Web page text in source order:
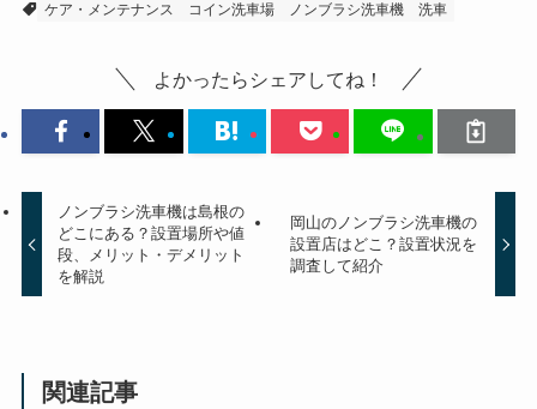
ケア・メンテナンス
コイン洗車場 ノンブラシ洗車機 洗車
よかったらシェアしてね！
ノンブラシ洗車機は島根の
どこにある？設置場所や値
段、メリット・デメリット
を解説
岡山のノンブラシ洗車機の
設置店はどこ？設置状況を
調査して紹介
関連記事